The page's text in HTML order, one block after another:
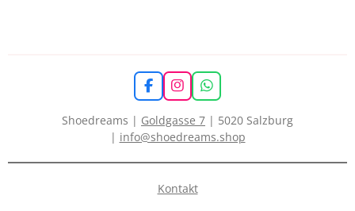
F
a
c
e
b
o
I
n
s
t
a
r
m
W
h
a
s
p
Shoedreams | Goldgasse 7 | 5020 Salzburg
| info@shoedreams.shop
Kontakt